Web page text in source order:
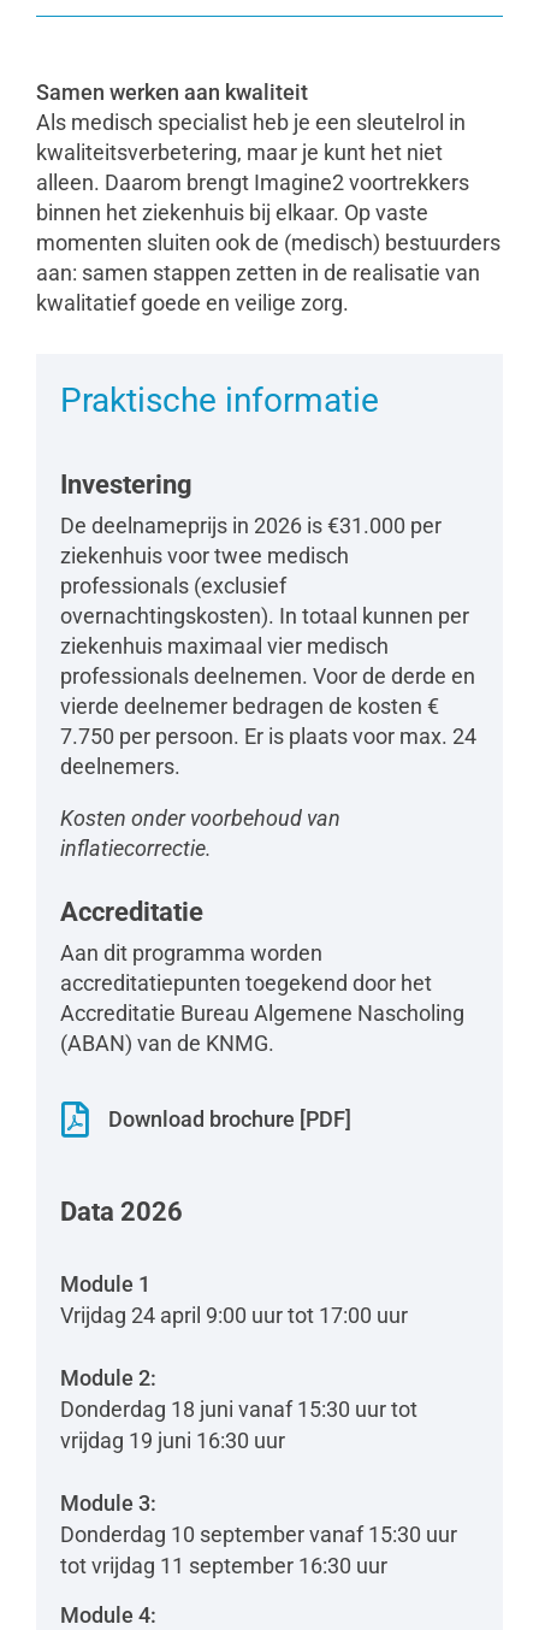
Samen werken aan kwaliteit
Als medisch specialist heb je een sleutelrol in
kwaliteitsverbetering, maar je kunt het niet
alleen. Daarom brengt Imagine2 voortrekkers
binnen het ziekenhuis bij elkaar. Op vaste
momenten sluiten ook de (medisch) bestuurders
aan: samen stappen zetten in de realisatie van
kwalitatief goede en veilige zorg.
Praktische informatie
Investering
De deelnameprijs in 2026 is €31.000 per
ziekenhuis voor twee medisch
professionals (exclusief
overnachtingskosten). In totaal kunnen per
ziekenhuis maximaal vier medisch
professionals deelnemen. Voor de derde en
vierde deelnemer bedragen de kosten €
7.750 per persoon. Er is plaats voor max. 24
deelnemers.
Kosten onder voorbehoud van
inflatiecorrectie.
Accreditatie
Aan dit programma worden
accreditatiepunten toegekend door het
Accreditatie Bureau Algemene Nascholing
(ABAN) van de KNMG.
 Download brochure [PDF]
Data 2026
Module 1
Vrijdag 24 april 9:00 uur tot 17:00 uur
Module 2:
Donderdag 18 juni vanaf 15:30 uur tot
vrijdag 19 juni 16:30 uur
Module 3:
Donderdag 10 september vanaf 15:30 uur
tot vrijdag 11 september 16:30 uur
Module 4: